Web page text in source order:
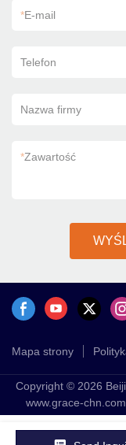
*E-mail
Telefon
Nazwa firmy
*Zawartość
Mapa strony
Copyright © 2026
www.grace-